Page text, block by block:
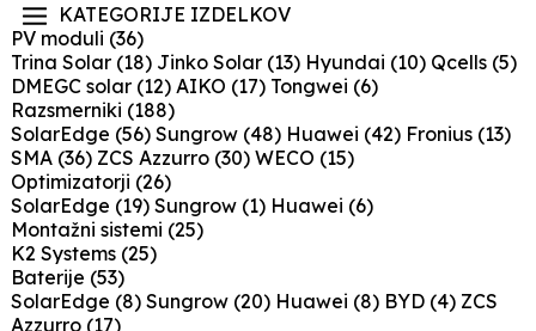
KATEGORIJE IZDELKOV
PV moduli (36)
Trina Solar (18) Jinko Solar (13) Hyundai (10) Qcells (5)
DMEGC solar (12) AIKO (17) Tongwei (6)
Razsmerniki (188)
SolarEdge (56) Sungrow (48) Huawei (42) Fronius (13)
SMA (36) ZCS Azzurro (30) WECO (15)
Optimizatorji (26)
SolarEdge (19) Sungrow (1) Huawei (6)
Montažni sistemi (25)
K2 Systems (25)
Baterije (53)
SolarEdge (8) Sungrow (20) Huawei (8) BYD (4) ZCS
Azzurro (17)